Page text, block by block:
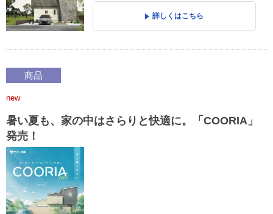
詳しくはこちら
商品
new
暑い夏も、家の中はさらりと快適に。「COORIA」
発売！